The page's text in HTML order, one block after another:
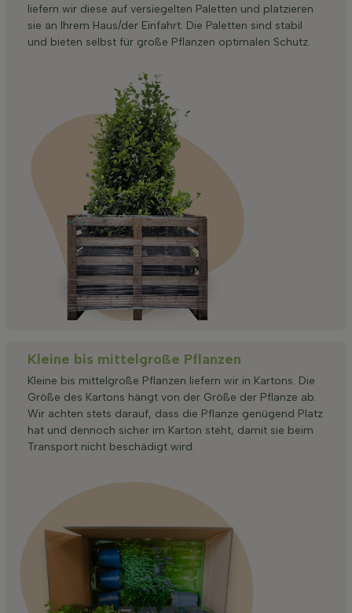
liefern wir diese auf versiegelten Paletten und platzieren
sie an Ihrem Haus/der Einfahrt. Die Paletten sind stabil
und bieten selbst für große Pflanzen optimalen Schutz.
Kleine bis mittelgroße Pflanzen
Kleine bis mittelgroße Pflanzen liefern wir in Kartons. Die
Größe des Kartons hängt von der Größe der Pflanze ab.
Wir achten stets darauf, dass die Pflanze genügend Platz
hat und dennoch sicher im Karton steht, damit sie beim
Transport nicht beschädigt wird.